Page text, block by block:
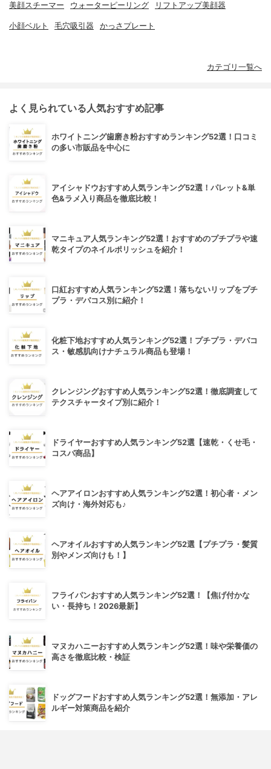
美顔スチーマー ウォーターピーリング リフトアップ美顔器
小顔ベルト 毛穴吸引器 かっさプレート
カテゴリ一覧へ
よく見られている人気おすすめ記事
ホワイトニング歯磨き粉おすすめランキング52選！口コミ
の多い市販品を中心に
アイシャドウおすすめ人気ランキング52選！パレット&単
色&ラメ入り商品を徹底比較！
マニキュア人気ランキング52選！おすすめのプチプラや速
乾タイプのネイルポリッシュを紹介！
口紅おすすめ人気ランキング52選！落ちないリップをプチ
プラ・デパコス別に紹介！
化粧下地おすすめ人気ランキング52選！プチプラ・デパコ
ス・敏感肌向けナチュラル商品も登場！
クレンジングおすすめ人気ランキング52選！徹底調査して
テクスチャータイプ別に紹介！
ドライヤーおすすめ人気ランキング52選【速乾・くせ毛・
コスパ商品】
ヘアアイロンおすすめ人気ランキング52選！初心者・メン
ズ向け・海外対応も♪
ヘアオイルおすすめ人気ランキング52選【プチプラ・髪質
別やメンズ向けも！】
フライパンおすすめ人気ランキング52選！【焦げ付かな
い・長持ち！2026最新】
マヌカハニーおすすめ人気ランキング52選！味や栄養価の
高さを徹底比較・検証
ドッグフードおすすめ人気ランキング52選！無添加・アレ
ルギー対策商品を紹介